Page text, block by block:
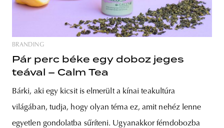
BRANDING
Pár perc béke egy doboz jeges
teával – Calm Tea
Bárki, aki egy kicsit is elmerült a kínai teakultúra
világában, tudja, hogy olyan téma ez, amit nehéz lenne
egyetlen gondolatba sűríteni. Ugyanakkor fémdobozba